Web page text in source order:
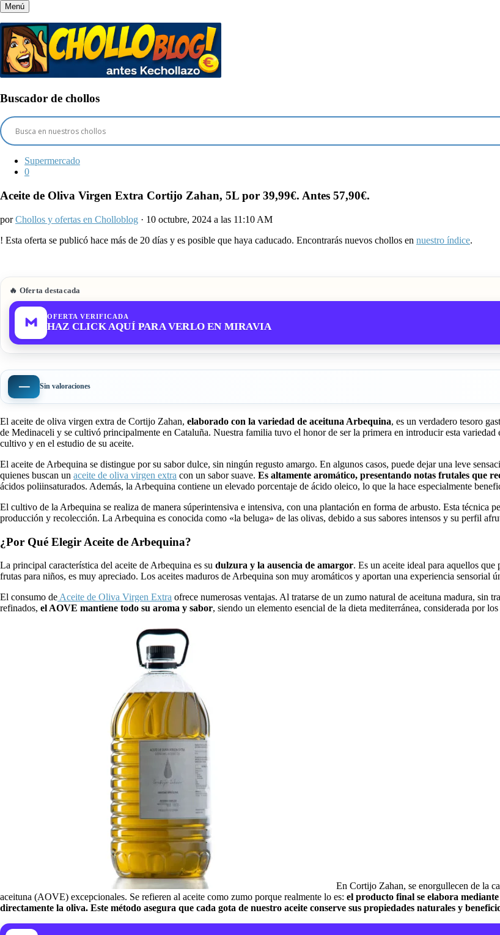
Menú
Buscador de chollos
Supermercado
0
Aceite de Oliva Virgen Extra Cortijo Zahan, 5L por 39,99€. Antes 57,90€.
porChollos y ofertas en Cholloblog · 10 octubre, 2024 a las 11:10 AM
! Esta oferta se publicó hace más de 20 días y es posible que haya caducado. Encontrarás nuevos chollos en nuestro índice.
🔥 Oferta destacada
OFERTA VERIFICADA
HAZ CLICK AQUÍ PARA VERLO EN MIRAVIA
— Sin valoraciones
El aceite de oliva virgen extra de Cortijo Zahan, elaborado con la variedad de aceituna Arbequina, es un verdadero tesoro
de Medinaceli y se cultivó principalmente en Cataluña. Nuestra familia tuvo el honor de ser la primera en introducir esta
cultivo y en el estudio de su aceite.
El aceite de Arbequina se distingue por su sabor dulce, sin ningún regusto amargo. En algunos casos, puede dejar una leve
quienes buscan un aceite de oliva virgen extra con un sabor suave. Es altamente aromático, presentando notas frutales que
ácidos poliinsaturados. Además, la Arbequina contiene un elevado porcentaje de ácido oleico, lo que la hace especialmente
El cultivo de la Arbequina se realiza de manera súperintensiva e intensiva, con una plantación en forma de arbusto. Esta técnica
producción y recolección. La Arbequina es conocida como «la beluga» de las olivas, debido a sus sabores intensos y su perfil
¿Por Qué Elegir Aceite de Arbequina?
La principal característica del aceite de Arbequina es su dulzura y la ausencia de amargor. Es un aceite ideal para aquellos
frutas para niños, es muy apreciado. Los aceites maduros de Arbequina son muy aromáticos y aportan una experiencia sensorial
El consumo de Aceite de Oliva Virgen Extra ofrece numerosas ventajas. Al tratarse de un zumo natural de aceituna madura,
refinados, el AOVE mantiene todo su aroma y sabor, siendo un elemento esencial de la dieta mediterránea, considerada por
En Cortijo Zahan, se enorgullecen de la
aceituna (AOVE) excepcionales. Se refieren al aceite como zumo porque realmente lo es: el producto final se elabora
directamente la oliva. Este método asegura que cada gota de nuestro aceite conserve sus propiedades naturales y